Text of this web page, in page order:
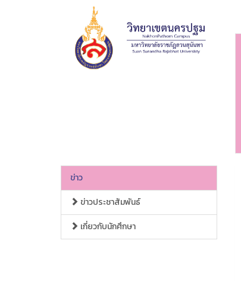
ข่าว
ข่าวประชาสัมพันธ์
เกี่ยวกับนักศึกษา